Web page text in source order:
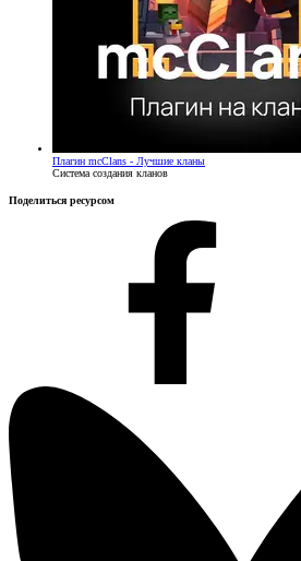
Плагин mcClans - Лучшие кланы
Система создания кланов
Поделиться ресурсом